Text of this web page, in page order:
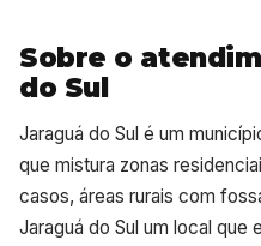
Sobre o
do Sul
Jaraguá do Sul é um
que mistura zonas
casos, áreas rurais com
Jaraguá do Sul um local que